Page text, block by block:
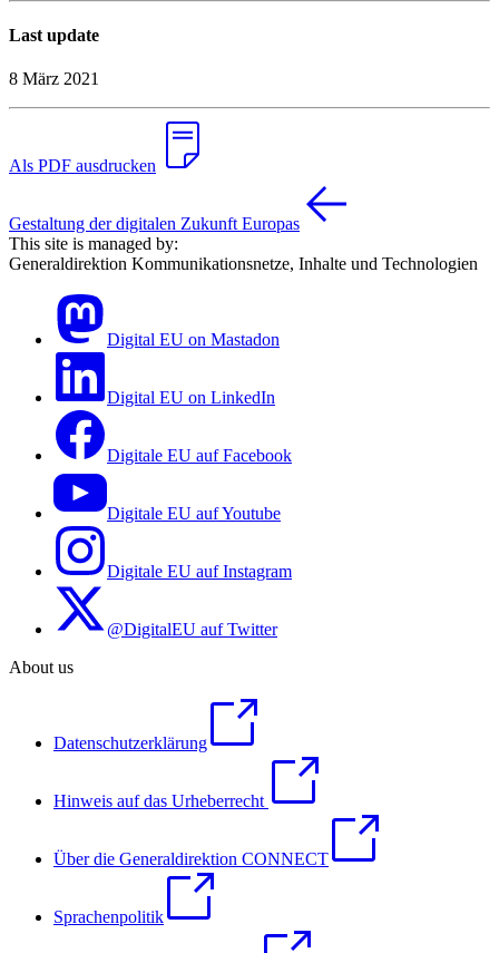
Last update
8 März 2021
Als PDF ausdrucken
Gestaltung der digitalen Zukunft Europas
This site is managed by:
Generaldirektion Kommunikationsnetze, Inhalte und Technologien
Digital EU on Mastadon
Digital EU on LinkedIn
Digitale EU auf Facebook
Digitale EU auf Youtube
Digitale EU auf Instagram
@DigitalEU auf Twitter
About us
Datenschutzerklärung
Hinweis auf das Urheberrecht
Über die Generaldirektion CONNECT
Sprachenpolitik